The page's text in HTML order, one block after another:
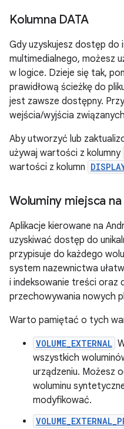
Kolumna DATA
Gdy uzyskujesz dostęp do
multimedialnego, możesz
w logice. Dzieje się tak,
prawidłową ścieżkę do
jest zawsze dostępny.
wejścia/wyjścia
Aby utworzyć lub
używaj wartości z kolumny
wartości z kolumn
Woluminy miejsca na
Aplikacje kierowane na
uzyskiwać dostęp do
przypisuje do każdego
system nazewnictwa
i indeksowanie treści oraz
przechowywania nowych
Warto pamiętać o tych
VOLUME_EXTERNAL
wszystkich
urządzeniu. Możesz
woluminu
modyfikować.